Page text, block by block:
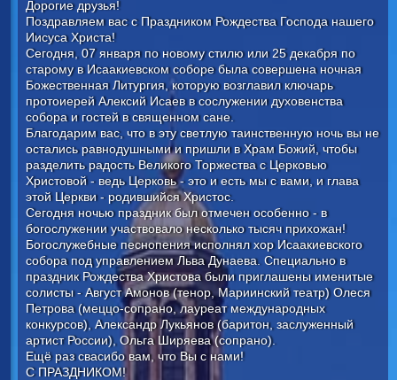
Дорогие друзья!
Поздравляем вас с Праздником Рождества Господа нашего
Иисуса Христа!
Сегодня, 07 января по новому стилю или 25 декабря по
старому в Исаакиевском соборе была совершена ночная
Божественная Литургия, которую возглавил ключарь
протоиерей Алексий Исаев в сослужении духовенства
собора и гостей в священном сане.
Благодарим вас, что в эту светлую таинственную ночь вы не
остались равнодушными и пришли в Храм Божий, чтобы
разделить радость Великого Торжества с Церковью
Христовой - ведь Церковь - это и есть мы с вами, и глава
этой Церкви - родившийся Христос.
Сегодня ночью праздник был отмечен особенно - в
богослужении участвовало несколько тысяч прихожан!
Богослужебные песнопения исполнял хор Исаакиевского
собора под управлением Льва Дунаева. Специально в
праздник Рождества Христова были приглашены именитые
солисты - Август Амонов (тенор, Мариинский театр) Олеся
Петрова (меццо-сопрано, лауреат международных
конкурсов), Александр Лукьянов (баритон, заслуженный
артист России), Ольга Ширяева (сопрано).
Ещё раз свасибо вам, что Вы с нами!
С ПРАЗДНИКОМ!